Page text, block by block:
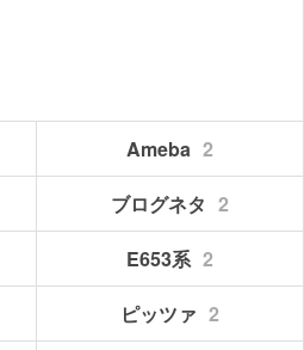
Ameba 2
ブログネタ 2
E653系 2
ピッツァ 2